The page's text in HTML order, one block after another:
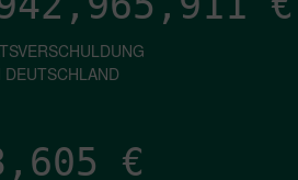
DEUTSCHLAND
€